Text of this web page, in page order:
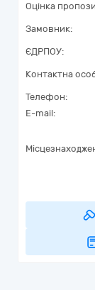
Оцінка
Замовник:
ЄДРПОУ:
Контактна
Телефон:
E-mail: